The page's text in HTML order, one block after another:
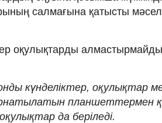
салмағына қатысты
оқулықтарды
күнделіктер, оқулықтар
планшеттермен
да беріледі.